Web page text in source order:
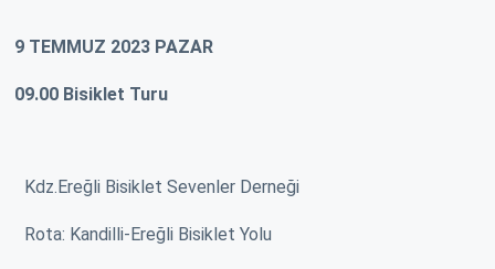
9 TEMMUZ 2023 PAZAR
09.00 Bisiklet Turu
Kdz.Ereğli Bisiklet Sevenler Derneği
Rota: Kandilli-Ereğli Bisiklet Yolu